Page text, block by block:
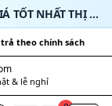
CẦN HỢP TÁC VỚI ĐẠI LÝ TRÊN CẢ NƯỚC, GIÁ TỐT NHẤT THỊ TRƯỜNG
theo chính sách
& lễ nghỉ